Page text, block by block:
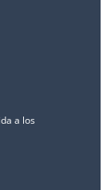
a los